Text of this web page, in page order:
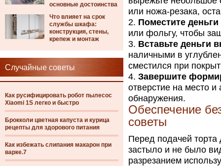
основные достоинства
Что влияет на срок
службы шкафа:
конструкция, стены,
крепеж и монтаж
Случайные советы
Как русифицировать робот пылесос
Xiaomi 1S легко и быстро
Брокколи цветная капуста и курица
рецепты для здорового питания
Как избежать слипания макарон при
варке.7
или ножа-резака,
Поместите
или фольгу, чтобы
Вставьте деньги
наличными в
сместился при
Завершите
отверстие на место и
обнаружения.
Обеспечение
советы
Перед подачей торта
застыло и не было
разрезанием